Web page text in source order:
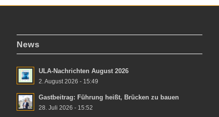
News
ULA-Nachrichten August 2026
2. August 2026 - 15:49
Gastbeitrag: Führung heißt, Brücken zu bauen
28. Juli 2026 - 15:52